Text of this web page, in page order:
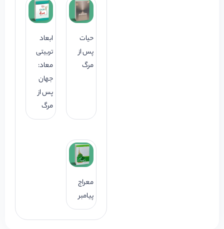
حیات
پس از
مرگ
ابعاد
تربیتی
معاد:
جهان
پس از
مرگ
معراج
پیامبر